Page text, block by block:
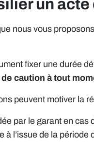
un
nous vous
fixer une durée
caution à tout
peuvent motiver la
par le garant en cas
à l’issue de la